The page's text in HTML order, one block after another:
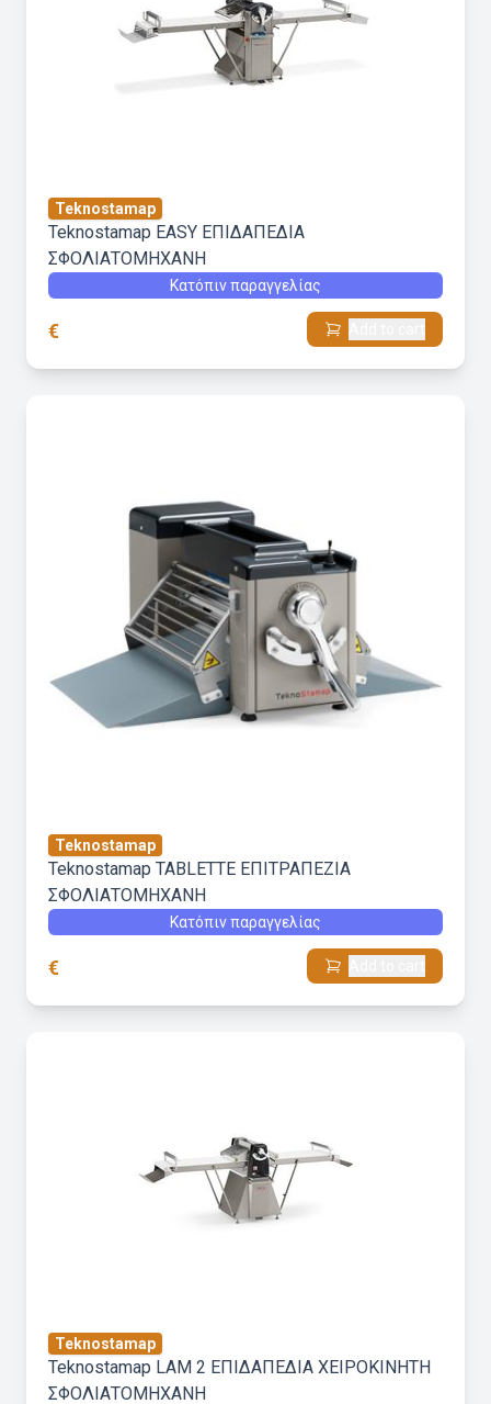
Teknostamap
Teknostamap EASY ΕΠΙΔΑΠΕΔΙΑ
ΣΦΟΛΙΑΤΟΜΗΧΑΝΗ
Κατόπιν παραγγελίας
€
Teknostamap
Teknostamap TABLETTE ΕΠΙΤΡΑΠΕΖΙΑ
ΣΦΟΛΙΑΤΟΜΗΧΑΝΗ
Κατόπιν παραγγελίας
€
Teknostamap
Teknostamap LAM 2 ΕΠΙΔΑΠΕΔΙΑ ΧΕΙΡΟΚΙΝΗΤΗ
ΣΦΟΛΙΑΤΟΜΗΧΑΝΗ